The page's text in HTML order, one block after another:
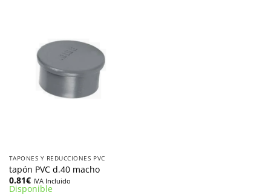
TAPONES Y REDUCCIONES PVC
tapón PVC d.40 macho
0.81€ IVA Incluido
Disponible